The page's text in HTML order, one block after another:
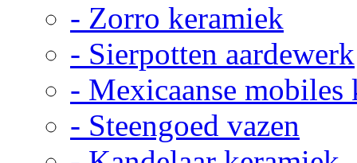
- Zorro keramiek
- Sierpotten aardewerk
- Mexicaanse mobiles
- Steengoed vazen